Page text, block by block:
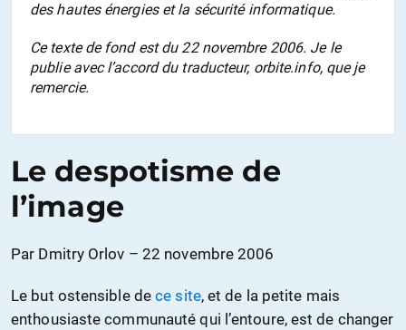
des hautes énergies et la sécurité informatique.
Ce texte de fond est du 22 novembre 2006. Je le
publie avec l’accord du traducteur, orbite.info, que je
remercie.
Le despotisme de
l’image
Par Dmitry Orlov – 22 novembre 2006
Le but ostensible dece site, et de la petite mais
enthousiaste communauté qui l’entoure, est de changer